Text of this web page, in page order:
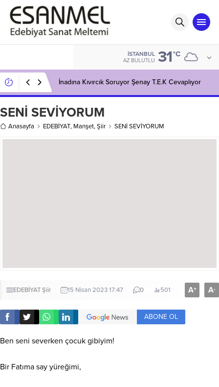
İSTANBUL
AZ BULUTLU 31°C
İnadına Kıvırcık Soruyor Şenay T.E.K Cevaplıyor
SENİ SEVİYORUM
Anasayfa EDEBİYAT, Manşet,Şiir SENİ SEVİYORUM
EDEBİYATŞiir 15 Nisan 2023 17:47 0 501 A+ A-
ABONE OL
Ben seni severken çocuk gibiyim!
Bir Fatıma say yüreğimi,